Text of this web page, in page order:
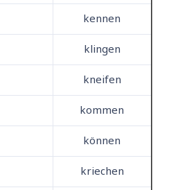
kennen
klingen
kneifen
kommen
können
kriechen